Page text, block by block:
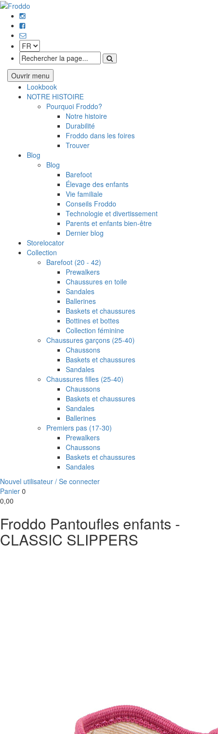
Ouvrir menu
Lookbook
NOTRE HISTOIRE
Pourquoi Froddo?
Notre histoire
Durabilité
Froddo dans les foires
Trouver
Blog
Blog
Barefoot
Élevage des enfants
Vie familiale
Conseils Froddo
Technologie et divertissement
Parents et enfants bien‐être
Dernier blog
Storelocator
Collection
Barefoot (20 - 42)
Prewalkers
Chaussures en toile
Sandales
Ballerines
Baskets et chaussures
Bottines et bottes
Collection féminine
Chaussures garçons (25-40)
Chaussons
Baskets et chaussures
Sandales
Chaussures filles (25-40)
Chaussons
Baskets et chaussures
Sandales
Ballerines
Premiers pas (17-30)
Prewalkers
Chaussons
Baskets et chaussures
Sandales
Nouvel utilisateur / Se connecter
Panier 0
0,00
Froddo Pantoufles enfants -
CLASSIC SLIPPERS